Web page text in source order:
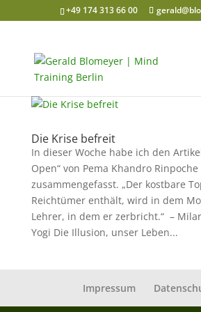
+49 174 313 66 00
Die Krise befreit
In dieser Woche habe ich den
Open“ von Pema Khandro Rinpoche
zusammengefasst. „Der kostbare
Reichtümer enthält, wird in dem
Lehrer, in dem er zerbricht.“ –
Yogi Die Illusion, unser Leben...
Impressum